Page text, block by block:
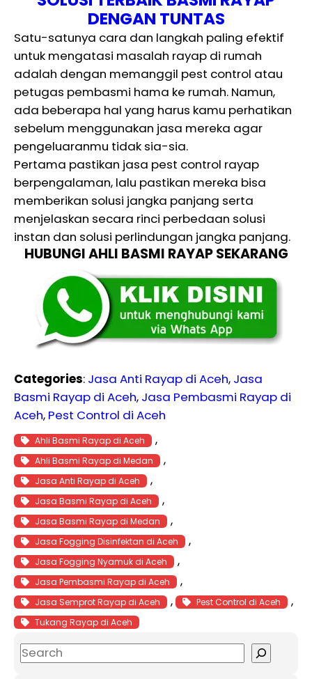
DENGAN TUNTAS
Satu-satunya cara dan langkah paling efektif
untuk mengatasi masalah rayap di rumah
adalah dengan memanggil pest control atau
petugas pembasmi hama ke rumah. Namun,
ada beberapa hal yang harus kamu perhatikan
sebelum menggunakan jasa mereka agar
pengeluaranmu tidak sia-sia.
Pertama pastikan jasa pest control rayap
berpengalaman, lalu pastikan mereka bisa
memberikan solusi jangka panjang serta
menjelaskan secara rinci perbedaan solusi
instan dan solusi perlindungan jangka panjang.
HUBUNGI AHLI BASMI RAYAP SEKARANG
Categories: Jasa Anti Rayap di Aceh, Jasa
Basmi Rayap di Aceh, Jasa Pembasmi Rayap di
Aceh, Pest Control di Aceh
Ahli Basmi Rayap di Aceh ,
Ahli Basmi Rayap di Medan ,
Jasa Anti Rayap di Aceh ,
Jasa Basmi Rayap di Aceh ,
Jasa Basmi Rayap di Medan ,
Jasa Fogging Disinfektan di Aceh ,
Jasa Fogging Nyamuk di Aceh ,
Jasa Pembasmi Rayap di Aceh ,
Jasa Semprot Rayap di Aceh , Pest Control di Aceh ,
Tukang Rayap di Aceh